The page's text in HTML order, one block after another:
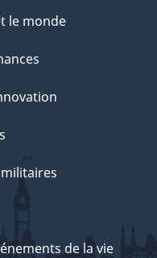
le monde
de la vie